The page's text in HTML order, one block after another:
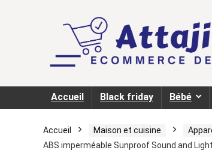
Accueil Black friday Bébé
Accueil Maison et cuisine
ABS imperméable Sunproof Sound and